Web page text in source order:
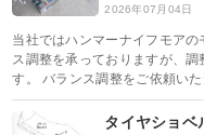
2026年07月04日
当社ではハンマーナイフモア
ス調整を承っておりますが、
す。 バランス調整をご依頼い
タイヤショベ